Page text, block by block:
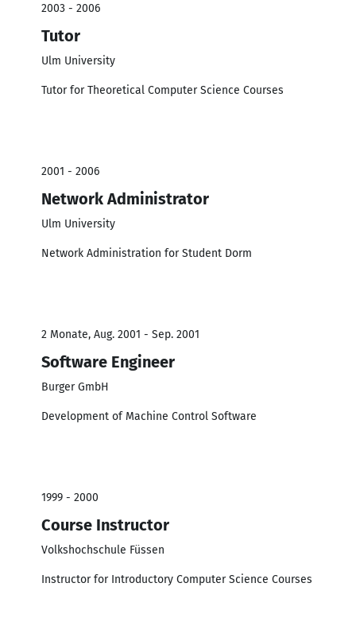
2003 - 2006
Tutor
Ulm University
Tutor for Theoretical Computer Science Courses
2001 - 2006
Network Administrator
Ulm University
Network Administration for Student Dorm
2 Monate, Aug. 2001 - Sep. 2001
Software Engineer
Burger GmbH
Development of Machine Control Software
1999 - 2000
Course Instructor
Volkshochschule Füssen
Instructor for Introductory Computer Science Courses